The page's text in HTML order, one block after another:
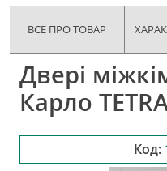
ВСЕ ПРО ТОВАР
Двері
Карло
Код: